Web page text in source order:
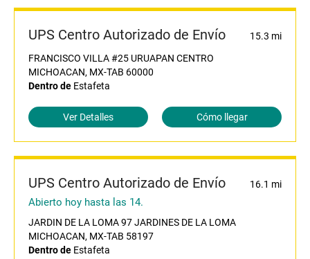
UPS Centro Autorizado de Envío
15.3 mi
FRANCISCO VILLA #25 URUAPAN CENTRO
MICHOACAN, MX-TAB 60000
Dentro de Estafeta
Ver Detalles Cómo llegar
UPS Centro Autorizado de Envío 16.1 mi
Abierto hoy hasta las 14.
JARDIN DE LA LOMA 97 JARDINES DE LA LOMA
MICHOACAN, MX-TAB 58197
Dentro de Estafeta